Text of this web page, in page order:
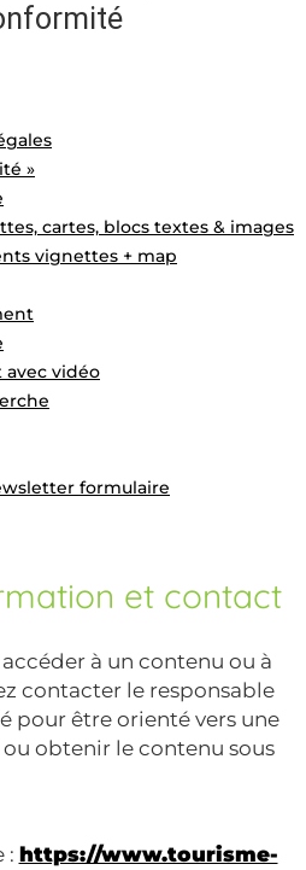
»
cartes, blocs textes & images
vignettes + map
avec vidéo
formulaire
et contact
accéder à un contenu ou à
contacter le responsable
pour être orienté vers une
obtenir le contenu sous
: https://www.tourisme-